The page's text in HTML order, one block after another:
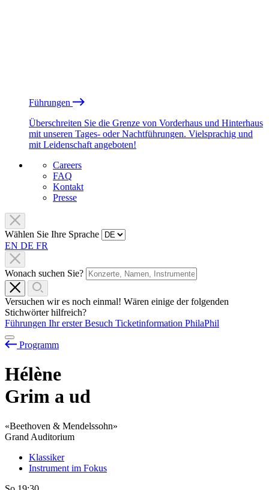
Führungen
Überschreiten Sie die Grenze von Vorderhaus und Hinterhaus
mit unseren Tages- oder Nachtführungen. Vielsprachig und
mit Leidenschaft angeboten!
Careers
FAQ
Kontakt
Presse
Wählen Sie Ihre Sprache
EN DE FR
Wonach suchen Sie?
Versuchen wir es noch einmal! Wären einige der folgenden
Stichwörter hilfreich?
Führungen Ihr erster Besuch Ticketinformation PhilaPhil
Programm
Hélène
Grim a ud
«Beethoven & Mendelssohn»
Grand Auditorium
Klassiker
Instrument im Fokus